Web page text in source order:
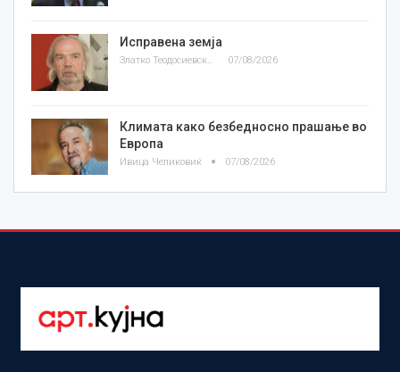
Исправена земја
Златко Теодосиевски 07/08/2026
Климата како безбедносно прашање во
Европа
Ивица Челиковиќ 07/08/2026